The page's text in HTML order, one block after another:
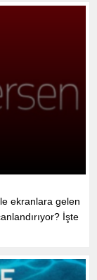
ekranlara gelen
İşte